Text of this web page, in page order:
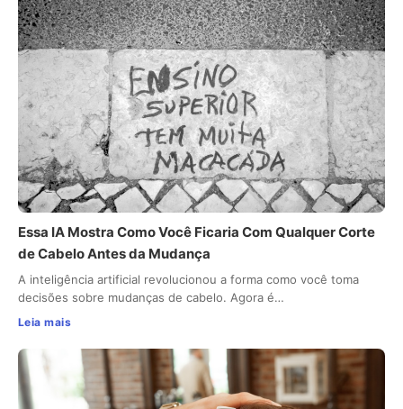
Essa IA Mostra Como Você Ficaria Com Qualquer Corte
de Cabelo Antes da Mudança
A inteligência artificial revolucionou a forma como você toma
decisões sobre mudanças de cabelo. Agora é…
Leia mais